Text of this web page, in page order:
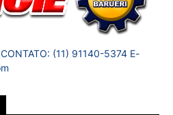
(11) 91140-5374 E-